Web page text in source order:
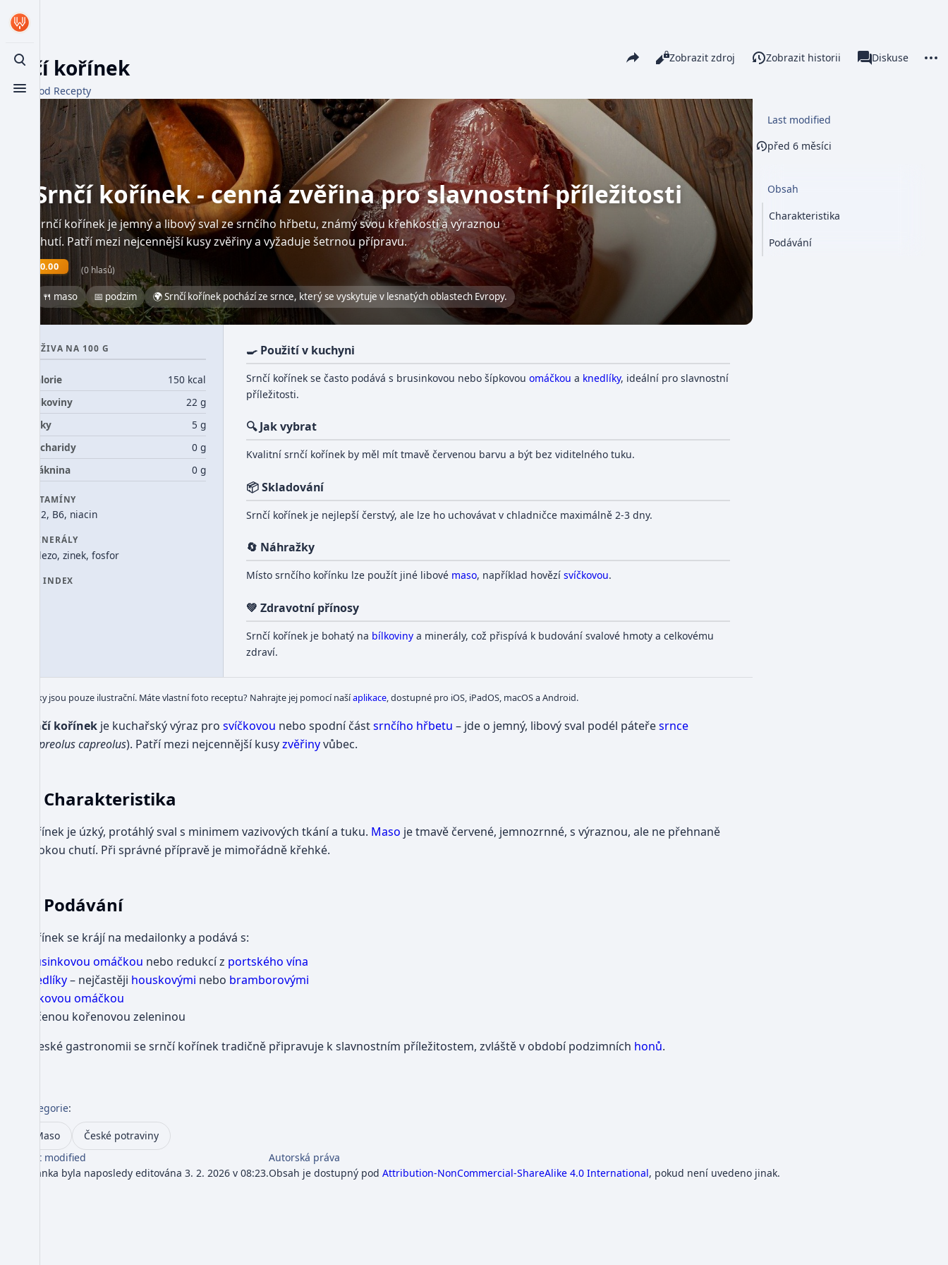
Toggle search
Toggle menu
Srnčí kořínek
Z WikiFood Recepty
Share this pageZobrazení
Číst
Zobrazit zdroj Zobrazit historii associated-pages
Stránka
Diskuse
Srnčí kořínek - cenná zvěřina pro slavnostní příležitosti
Srnčí kořínek je jemný a libový sval ze srnčího hřbetu, známý svou křehkostí a výraznou
chutí. Patří mezi nejcennější kusy zvěřiny a vyžaduje šetrnou přípravu.
0.00 (0 hlasů)
🍴 maso 📅 podzim 🌍 Srnčí kořínek pochází ze srnce, který se vyskytuje v lesnatých oblastech Evropy.
VÝŽIVA NA 100 G
Kalorie
150 kcal
Bílkoviny
22 g
Tuky
5 g
Sacharidy
0 g
Vláknina
0 g
VITAMÍNY
B12, B6, niacin
MINERÁLY
železo, zinek, fosfor
GI INDEX
🍳 Použití v kuchyni
Srnčí kořínek se často podává s brusinkovou nebo šípkovou omáčkou a knedlíky, ideální pro slavnostní
příležitosti.
🔍 Jak vybrat
Kvalitní srnčí kořínek by měl mít tmavě červenou barvu a být bez viditelného tuku.
📦 Skladování
Srnčí kořínek je nejlepší čerstvý, ale lze ho uchovávat v chladničce maximálně 2-3 dny.
🔄 Náhražky
Místo srnčího kořínku lze použít jiné libové maso, například hovězí svíčkovou.
💚 Zdravotní přínosy
Srnčí kořínek je bohatý na bílkovinya minerály, což přispívá k budování svalové hmoty a celkovému
zdraví.
Obrázky jsou pouze ilustrační. Máte vlastní foto receptu? Nahrajte jej pomocí našíaplikace, dostupné pro iOS, iPadOS, macOS a Android.
Srnčí kořínek je kuchařský výraz pro svíčkovou nebo spodní částsrnčího hřbetu – jde o jemný, libový sval podél páteřesrnce
Capreolus capreolus). Patří mezi nejcennější kusyzvěřinyvůbec.
Charakteristika
Kořínek je úzký, protáhlý sval s minimem vazivových tkání a tuku. Maso je tmavě červené, jemnozrnné, s výraznou, ale ne přehnaně
divokou chutí. Při správné přípravě je mimořádně křehké.
Podávání
Kořínek se krájí na medailonky a podává s:
brusinkovou omáčkou nebo redukcí z portského vína
knedlíky– nejčastěji houskovými nebo bramborovými
šípkovou omáčkou
pečenou kořenovou zeleninou
V české gastronomii se srnčí kořínek tradičně připravuje k slavnostním příležitostem, zvláště v období podzimních honů.
Last modified
před 6 měsíci
Obsah
Charakteristika
Podávání
Kategorie:
Maso
České potraviny
Last modified
Stránka byla naposledy editována 3. 2. 2026 v 08:23.
Autorská práva
Obsah je dostupný pod Attribution-NonCommercial-ShareAlike 4.0 International, pokud není uvedeno jinak.